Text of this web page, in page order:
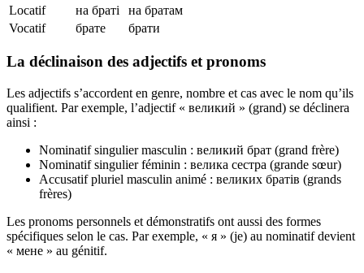
Locatif
на браті
на братам
Vocatif
брате брати
La déclinaison des adjectifs et pronoms
Les adjectifs s’accordent en genre, nombre et cas avec le nom qu’ils
qualifient. Par exemple, l’adjectif « великий » (grand) se déclinera
ainsi :
Nominatif singulier masculin : великий брат (grand frère)
Nominatif singulier féminin : велика сестра (grande sœur)
Accusatif pluriel masculin animé : великих братів (grands
frères)
Les pronoms personnels et démonstratifs ont aussi des formes
spécifiques selon le cas. Par exemple, « я » (je) au nominatif devient
« мене » au génitif.